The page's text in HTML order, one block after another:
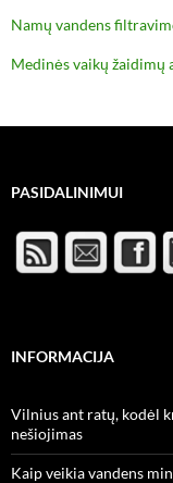
Namų vandens
Medinės vaikų žaidimų
PASIDALINIMUI
INFORMACIJA
Vilnius ant ratų, kodėl
nešiojimas
Kaip veikia vandens